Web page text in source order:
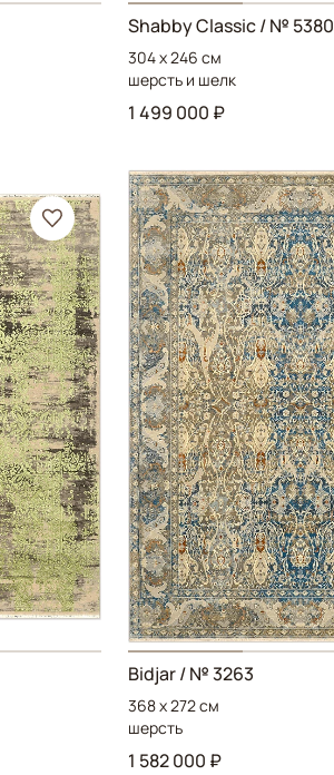
Shabby Classic/ № 5380
304 x 246 см
шерсть и шелк
1 499 000 ₽
Bidjar/ № 3263
368 x 272 см
шерсть
1 582 000 ₽